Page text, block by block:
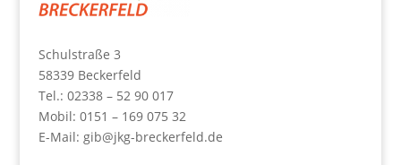
Schulstraße 3
58339 Beckerfeld
Tel.: 02338 – 52 90 017
Mobil: 0151 – 169 075 32
E-Mail: gib@jkg-breckerfeld.de